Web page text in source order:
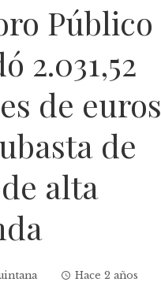
Público
2.031,52
de euros
de
alta
Hace 2 años